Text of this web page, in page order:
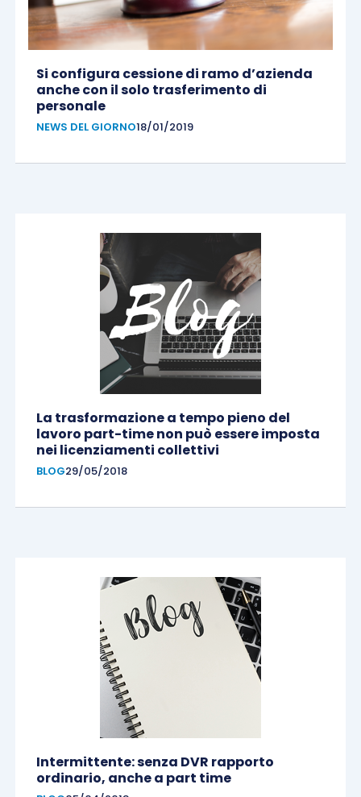
Si configura cessione di ramo d’azienda
anche con il solo trasferimento di
personale
NEWS DEL GIORNO18/01/2019
La trasformazione a tempo pieno del
lavoro part-time non può essere imposta
nei licenziamenti collettivi
BLOG29/05/2018
Intermittente: senza DVR rapporto
ordinario, anche a part time